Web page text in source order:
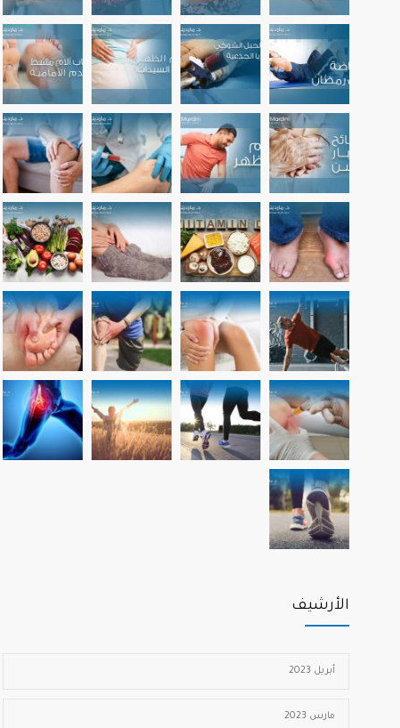
الأرشيف
أبريل 2023
مارس 2023